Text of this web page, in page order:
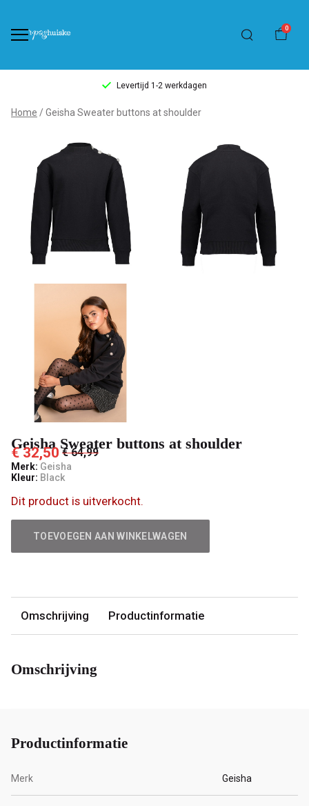
0
Levertijd 1-2 werkdagen
Geisha
Sweater
buttons
shoulder
Pashuiske
Home Geisha Sweater buttons at shoulder
Geisha Sweater buttons at shoulder
€ 32,50 € 64,99
Merk: Geisha
Kleur: Black
Dit product is uitverkocht.
TOEVOEGEN AAN WINKELWAGEN
Omschrijving Productinformatie
Omschrijving
Productinformatie
Merk Geisha